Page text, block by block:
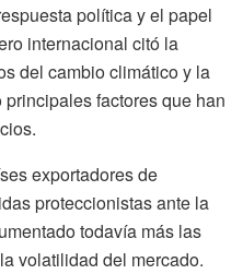
política y el papel
internacional citó la
del cambio climático y la
factores que han
exportadores de
proteccionistas ante la
todavía más las
volatilidad del mercado.